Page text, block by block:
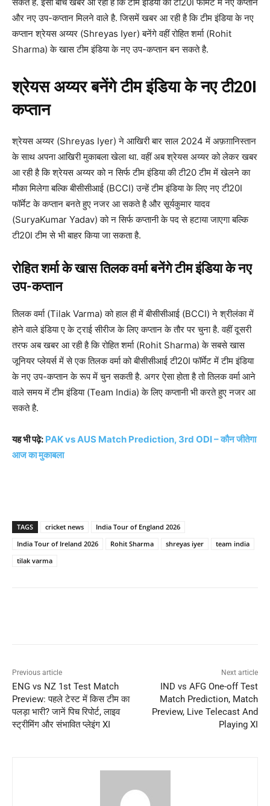
और नए उप-कप्तान मिलने वाले है. जिसमें खबर आ रही है कि टीम इंडिया के नए
कप्तान श्रेयस अय्यर (Shreyas Iyer) बनेंगे वहीं रोहित शर्मा (Rohit
Sharma) के खास टीम इंडिया के नए उप-कप्तान बन सकते है.
श्रेयस अय्यर बनेंगे टीम इंडिया के नए टी20I
कप्तान
श्रेयस अय्यर (Shreyas Iyer) ने आखिरी बार साल 2024 में अफ़ग़ानिस्तान
के साथ अपना आखिरी मुकाबला खेला था. वहीं अब श्रेयस अय्यर को लेकर खबर
आ रही है कि श्रेयस अय्यर को न सिर्फ टीम इंडिया की टी20 टीम में खेलने का
मौका मिलेगा बल्कि बीसीसीआई (BCCI) उन्हें टीम इंडिया के लिए नए टी20I
फॉर्मेट के कप्तान बनते हुए नजर आ सकते है और सूर्यकुमार यादव
(SuryaKumar Yadav) को न सिर्फ कप्तानी के पद से हटाया जाएगा बल्कि
टी20I टीम से भी बाहर किया जा सकता है.
रोहित शर्मा के खास तिलक वर्मा बनेंगे टीम इंडिया के नए
उप-कप्तान
तिलक वर्मा (Tilak Varma) को हाल ही में बीसीसीआई (BCCI) ने श्रीलंका में
होने वाले इंडिया ए के ट्राई सीरीज के लिए कप्तान के तौर पर चुना है. वहीं दूसरी
तरफ अब खबर आ रही है कि रोहित शर्मा (Rohit Sharma) के सबसे खास
जूनियर प्लेयर्स में से एक तिलक वर्मा को बीसीसीआई टी20I फॉर्मेट में टीम इंडिया
के नए उप-कप्तान के रूप में चुन सकती है. अगर ऐसा होता है तो तिलक वर्मा आने
वाले समय में टीम इंडिया (Team India) के लिए कप्तानी भी करते हुए नजर आ
सकते है.
यह भी पढ़े: PAK vs AUS Match Prediction, 3rd ODI – कौन जीतेगा
आज का मुकाबला
TAGS cricket news
India Tour of England 2026
India Tour of Ireland 2026
Rohit Sharma shreyas iyer
team india
tilak varma
Previous article
ENG vs NZ 1st Test Match
Preview: पहले टेस्ट में किस टीम का
पलड़ा भारी? जानें पिच रिपोर्ट, लाइव
स्ट्रीमिंग और संभावित प्लेइंग XI
Next article
IND vs AFG One-off Test
Match Prediction, Match
Preview, Live Telecast And
Playing XI